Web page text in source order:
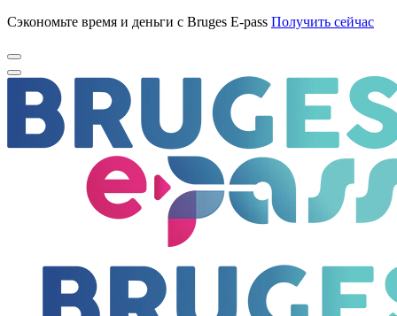
Сэкономьте время и деньги с Bruges E-pass Получить сейчас